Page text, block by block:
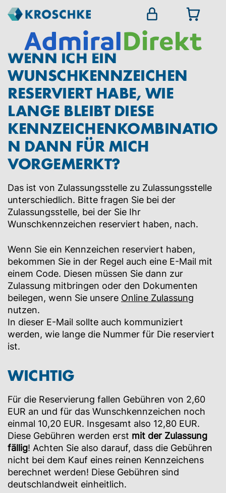
WENN ICH EIN
WUNSCHKENNZEICHEN
RESERVIERT HABE, WIE
LANGE BLEIBT DIESE
KENNZEICHENKOMBINATIO
N DANN FÜR MICH
VORGEMERKT?
Das ist von Zulassungsstelle zu Zulassungsstelle
unterschiedlich. Bitte fragen Sie bei der
Zulassungsstelle, bei der Sie Ihr
Wunschkennzeichen reserviert haben, nach.
Wenn Sie ein Kennzeichen reserviert haben,
bekommen Sie in der Regel auch eine E-Mail mit
einem Code. Diesen müssen Sie dann zur
Zulassung mitbringen oder den Dokumenten
beilegen, wenn Sie unsere Online Zulassung
nutzen.
In dieser E-Mail sollte auch kommuniziert
werden, wie lange die Nummer für Die reserviert
ist.
WICHTIG
Für die Reservierung fallen Gebühren von 2,60
EUR an und für das Wunschkennzeichen noch
einmal 10,20 EUR. Insgesamt also 12,80 EUR.
Diese Gebühren werden erst mit der Zulassung
fällig! Achten Sie also darauf, dass die Gebühren
nicht bei dem Kauf eines reinen Kennzeichens
berechnet werden! Diese Gebühren sind
deutschlandweit einheitlich.